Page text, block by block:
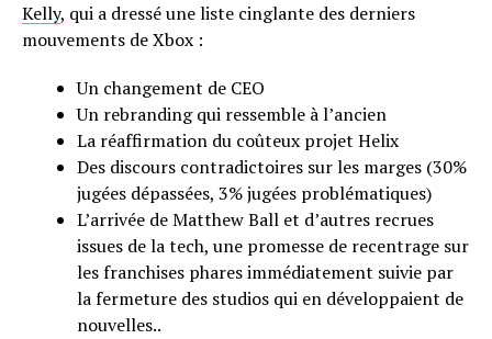
Kelly, qui a dressé une liste cinglante des derniers
mouvements de Xbox :
Un changement de CEO
Un rebranding qui ressemble à l’ancien
La réaffirmation du coûteux projet Helix
Des discours contradictoires sur les marges (30%
jugées dépassées, 3% jugées problématiques)
L’arrivée de Matthew Ball et d’autres recrues
issues de la tech, une promesse de recentrage sur
les franchises phares immédiatement suivie par
la fermeture des studios qui en développaient de
nouvelles..